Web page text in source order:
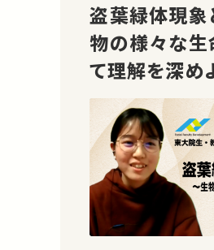
盗葉緑体現
物の様々な
て理解を深め